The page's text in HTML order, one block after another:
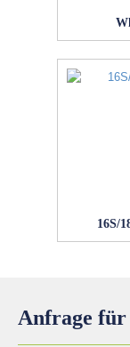
16S/
Anfrage für